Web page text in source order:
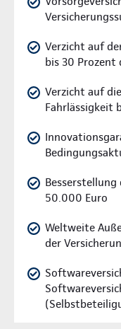
Verzicht auf
bis 30 Prozent
Verzicht auf
Fahrlässigkeit
50.000 Euro
Weltweite
der